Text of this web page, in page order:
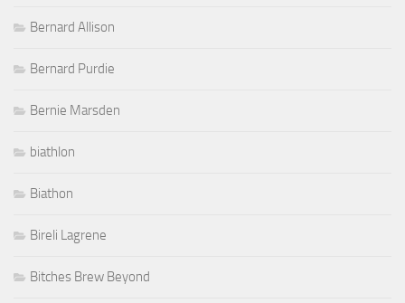
Bernard Allison
Bernard Purdie
Bernie Marsden
biathlon
Biathon
Bireli Lagrene
Bitches Brew Beyond